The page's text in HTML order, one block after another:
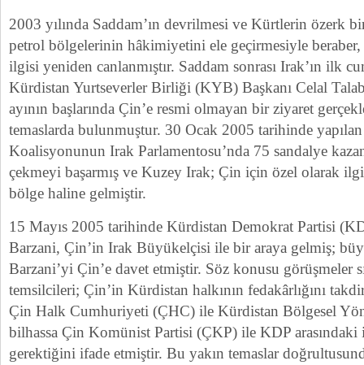
2003 yılında Saddam’ın devrilmesi ve Kürtlerin özerk
petrol bölgelerinin hâkimiyetini ele geçirmesiyle
ilgisi yeniden canlanmıştır. Saddam sonrası Irak’ın ilk
Kürdistan Yurtseverler Birliği (KYB) Başkanı Celal
ayının başlarında Çin’e resmi olmayan bir ziyaret
temaslarda bulunmuştur. 30 Ocak 2005 tarihinde
Koalisyonunun Irak Parlamentosu’nda 75 sandalye
çekmeyi başarmış ve Kuzey Irak; Çin için özel olarak
bölge haline gelmiştir.
15 Mayıs 2005 tarihinde Kürdistan Demokrat Partisi
Barzani, Çin’in Irak Büyükelçisi ile bir araya gelmiş;
Barzani’yi Çin’e davet etmiştir. Söz konusu görüşmeler
temsilcileri; Çin’in Kürdistan halkının fedakârlığını
Çin Halk Cumhuriyeti (ÇHC) ile Kürdistan Bölgesel
bilhassa Çin Komünist Partisi (ÇKP) ile KDP
gerektiğini ifade etmiştir. Bu yakın temaslar